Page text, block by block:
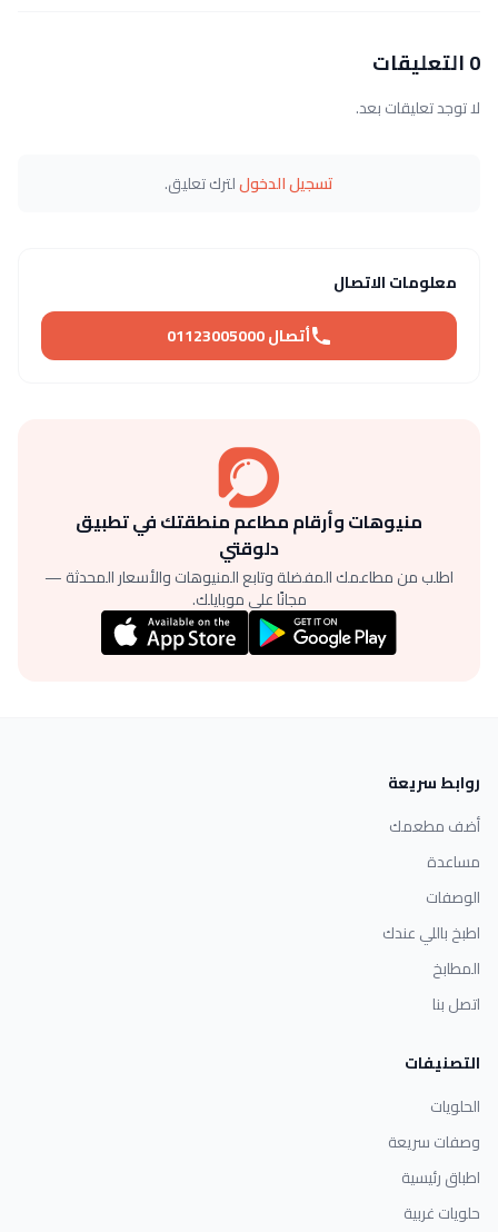
0 التعليقات
لا توجد تعليقات بعد.
تسجيل الدخوللترك تعليق.
معلومات الاتصال
أتصال 01123005000
منيوهات وأرقام مطاعم منطقتك في تطبيق
دلوقتي
اطلب من مطاعمك المفضلة وتابع المنيوهات والأسعار المحدثة —
مجانًا على موبايلك.
روابط سريعة
أضف مطعمك
مساعدة
الوصفات
اطبخ باللي عندك
المطابخ
اتصل بنا
التصنيفات
الحلويات
وصفات سريعة
اطباق رئيسية
حلويات غربية